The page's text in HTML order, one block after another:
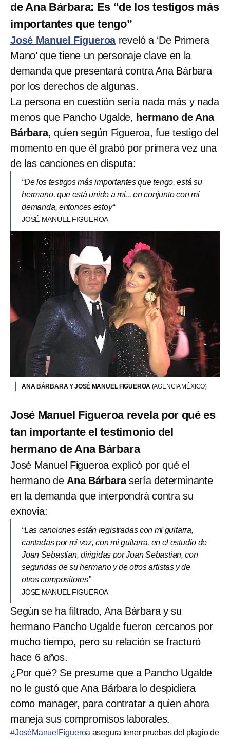
de Ana Bárbara: Es “de los testigos más
importantes que tengo”
José Manuel Figueroareveló a ‘De Primera
Mano’ que tiene un personaje clave en la
demanda que presentará contra Ana Bárbara
por los derechos de algunas.
La persona en cuestión sería nada más y nada
menos que Pancho Ugalde, hermano de Ana
Bárbara, quien según Figueroa, fue testigo del
momento en que él grabó por primera vez una
de las canciones en disputa:
“De los testigos más importantes que tengo, está su
hermano, que está unido a mi... en conjunto con mi
demanda, entonces estoy“
JOSÉ MANUEL FIGUEROA
ANA BÁRBARA Y JOSÉ MANUEL FIGUEROA (AGENCIA MÉXICO)
José Manuel Figueroa revela por qué es
tan importante el testimonio del
hermano de Ana Bárbara
José Manuel Figueroa explicó por qué el
hermano de Ana Bárbarasería determinante
en la demanda que interpondrá contra su
exnovia:
“Las canciones están registradas con mi guitarra,
cantadas por mi voz, con mi guitarra, en el estudio de
Joan Sebastian, dirigidas por Joan Sebastian, con
segundas de su hermano y de otros artistas y de
otros compositores”
JOSÉ MANUEL FIGUEROA
Según se ha filtrado, Ana Bárbara y su
hermano Pancho Ugalde fueron cercanos por
mucho tiempo, pero su relación se fracturó
hace 6 años.
¿Por qué? Se presume que a Pancho Ugalde
no le gustó que Ana Bárbara lo despidiera
como manager, para contratar a quien ahora
maneja sus compromisos laborales.
#JoséManuelFigueroa asegura tener pruebas del plagio de